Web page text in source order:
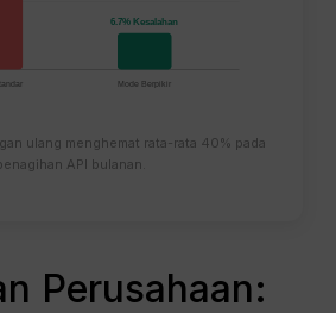
6.7% Kesalahan
Mode Berpikir
ulang menghemat rata-rata 40% pada
API bulanan.
Perusahaan: